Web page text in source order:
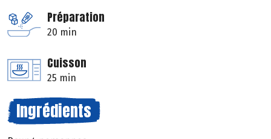
Préparation
20 min
Cuisson
25 min
Ingrédients